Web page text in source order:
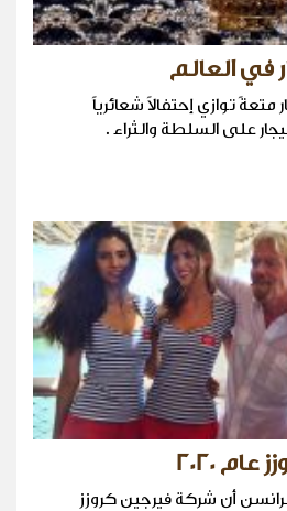
في العالم
متعةً توازي إحتفالاً شعائرياً
على السلطة والثراء .
2020
أن شركة فيرجين كروزز